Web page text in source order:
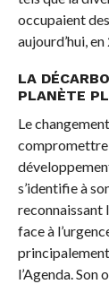
occupaient
aujourd’hui,
LA
PLANÈTE
Le
s’identifie à
reconnaissant
face à
l’Agenda.